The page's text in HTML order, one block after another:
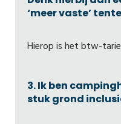
‘meer vaste’
Hierop is het btw-
3. Ik ben
stuk grond